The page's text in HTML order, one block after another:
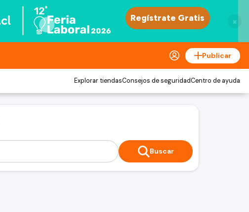
×
Publicar
Explorar tiendasConsejos de seguridadCentro de ayuda
Buscar